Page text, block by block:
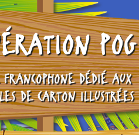
POG
DÉDIÉ AUX
DE CARTON ILLUSTRÉES